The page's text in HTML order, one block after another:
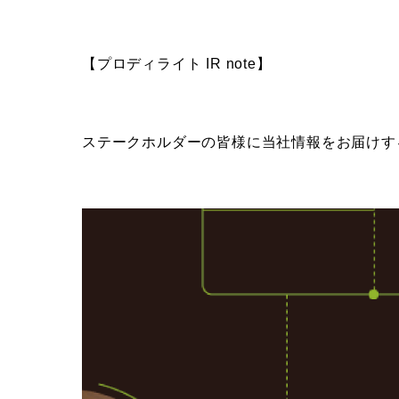
【プロディライト IR note】
ステークホルダーの皆様に当社情報をお届け